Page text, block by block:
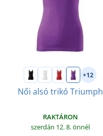
+12
Női alsó trikó Triumph
RAKTÁRON
szerdán 12. 8.önnél